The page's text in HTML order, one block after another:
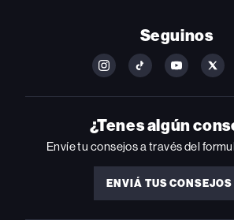
Seguinos
FOLLOW
ON
INSTAGRAM
FOLLOW
ON
YOUTUBE
FOLLOW
ON
YOUTUBE
ON
¿Tenes algún
Envíe tu consejos a través del
ENVIÁ TUS CONSEJOS
ENVIÁ